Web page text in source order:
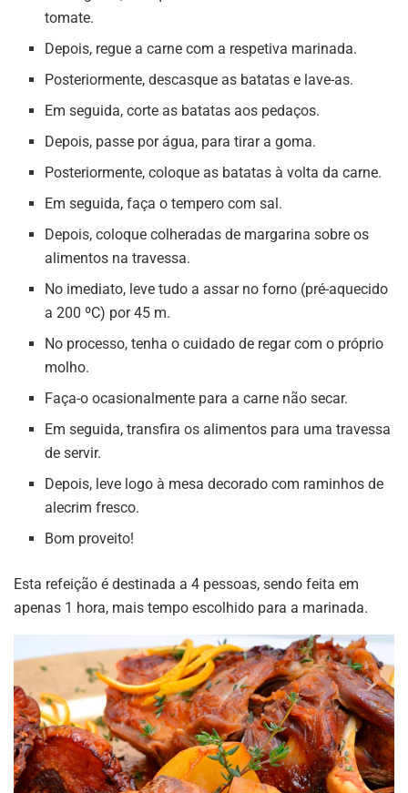
tomate.
Depois, regue a carne com a respetiva marinada.
Posteriormente, descasque as batatas e lave-as.
Em seguida, corte as batatas aos pedaços.
Depois, passe por água, para tirar a goma.
Posteriormente, coloque as batatas à volta da carne.
Em seguida, faça o tempero com sal.
Depois, coloque colheradas de margarina sobre os
alimentos na travessa.
No imediato, leve tudo a assar no forno (pré-aquecido
a 200 ºC) por 45 m.
No processo, tenha o cuidado de regar com o próprio
molho.
Faça-o ocasionalmente para a carne não secar.
Em seguida, transfira os alimentos para uma travessa
de servir.
Depois, leve logo à mesa decorado com raminhos de
alecrim fresco.
Bom proveito!
Esta refeição é destinada a 4 pessoas, sendo feita em
apenas 1 hora, mais tempo escolhido para a marinada.